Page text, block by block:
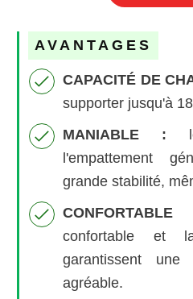
AVANTAGES
CAPACITÉ DE
supporter jusqu'à
MANIABLE :
l'empattement
grande stabilité,
CONFORTABLE
confortable et
garantissent
agréable.